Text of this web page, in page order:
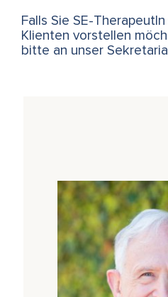
Falls Sie SE-
Klienten vorstellen
bitte an unser